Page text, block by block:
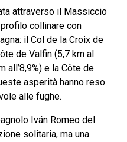
attraverso il Massiccio
collinare con
il Col de la Croix de
de Valfin (5,7 km al
all’8,9%) e la Côte de
asperità hanno reso
alle fughe.
Iván Romeo del
solitaria, ma una